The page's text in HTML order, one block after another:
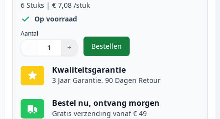
6 Stuks | € 7,08 /stuk
Op voorraad
Aantal
Gebruik de knoppen om aan te passen
− +
1
Bestellen
,6 stuks Canon PGI-525 & CLI-
Kwaliteitsgarantie
3 Jaar Garantie. 90 Dagen Retour
Bestel nu, ontvang morgen
Gratis verzending vanaf € 49